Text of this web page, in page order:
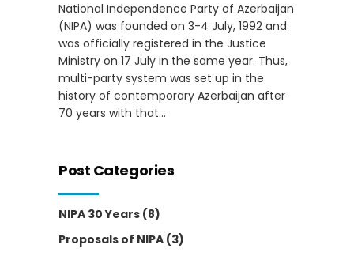
National Independence Party of Azerbaijan
(NIPA) was founded on 3-4 July, 1992 and
was officially registered in the Justice
Ministry on 17 July in the same year. Thus,
multi-party system was set up in the
history of contemporary Azerbaijan after
70 years with that...
Post Categories
NIPA 30 Years (8)
Proposals of NIPA (3)